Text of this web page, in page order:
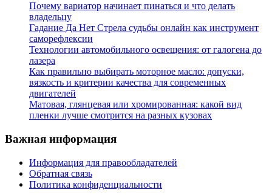
Почему вариатор начинает пинаться и что делать
владельцу
Гадание Да Нет Стрела судьбы онлайн как инструмент
саморефлексии
Технологии автомобильного освещения: от галогена до
лазера
Как правильно выбирать моторное масло: допуски,
вязкость и критерии качества для современных
двигателей
Матовая, глянцевая или хромированная: какой вид
пленки лучше смотрится на разных кузовах
Важная информация
Информация для правообладателей
Обратная связь
Политика конфиденциальности